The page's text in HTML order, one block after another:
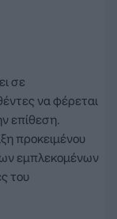
σε
να φέρεται
επίθεση.
προκειμένου
εμπλεκομένων
του